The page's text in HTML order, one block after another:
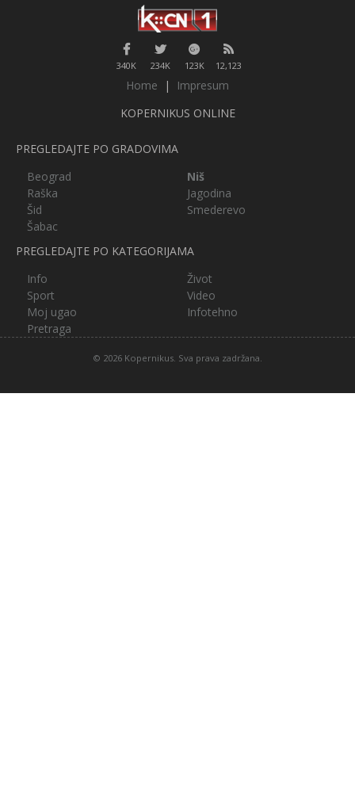
340K 234K 123K 12,123
Home |
Impresum
KOPERNIKUS ONLINE
PREGLEDAJTE PO GRADOVIMA
Beograd
Niš
Raška
Jagodina
Šid
Smederevo
Šabac
PREGLEDAJTE PO KATEGORIJAMA
Info
Život
Sport
Video
Moj ugao
Infotehno
Pretraga
© 2026 Kopernikus. Sva prava zadržana.